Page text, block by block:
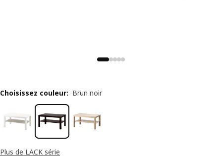
Plus de LACK série
Choisissez couleur: Brun noir